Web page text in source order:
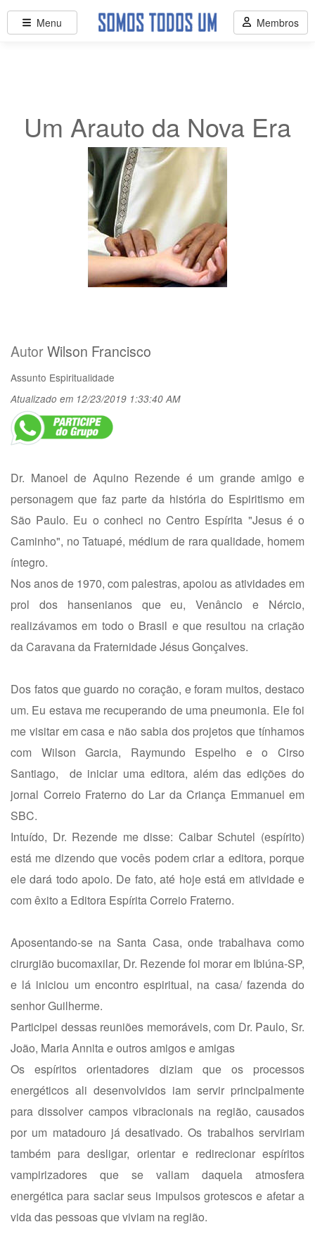
Um Arauto da Nova Era
AutorWilson Francisco
Assunto Espiritualidade
Atualizado em 12/23/2019 1:33:40 AM
Dr. Manoel de Aquino Rezende é um grande amigo e
personagem que faz parte da história do Espiritismo em
São Paulo. Eu o conheci no Centro Espírita "Jesus é o
Caminho", no Tatuapé, médium de rara qualidade, homem
íntegro.
Nos anos de 1970, com palestras, apoiou as atividades em
prol dos hansenianos que eu, Venâncio e Nércio,
realizávamos em todo o Brasil e que resultou na criação
da Caravana da Fraternidade Jésus Gonçalves.
Dos fatos que guardo no coração, e foram muitos, destaco
um. Eu estava me recuperando de uma pneumonia. Ele foi
me visitar em casa e não sabia dos projetos que tínhamos
com Wilson Garcia, Raymundo Espelho e o Cirso
Santiago, de iniciar uma editora, além das edições do
jornal Correio Fraterno do Lar da Criança Emmanuel em
SBC.
Intuído, Dr. Rezende me disse: Caibar Schutel (espírito)
está me dizendo que vocês podem criar a editora, porque
ele dará todo apoio. De fato, até hoje está em atividade e
com êxito a Editora Espírita Correio Fraterno.
Aposentando-se na Santa Casa, onde trabalhava como
cirurgião bucomaxilar, Dr. Rezende foi morar em Ibiúna-SP,
e lá iniciou um encontro espiritual, na casa/ fazenda do
senhor Guilherme.
Participei dessas reuniões memoráveis, com Dr. Paulo, Sr.
João, Maria Annita e outros amigos e amigas
Os espíritos orientadores diziam que os processos
energéticos ali desenvolvidos iam servir principalmente
para dissolver campos vibracionais na região, causados
por um matadouro já desativado. Os trabalhos serviriam
também para desligar, orientar e redirecionar espíritos
vampirizadores que se valiam daquela atmosfera
energética para saciar seus impulsos grotescos e afetar a
vida das pessoas que viviam na região.
Menu Membros